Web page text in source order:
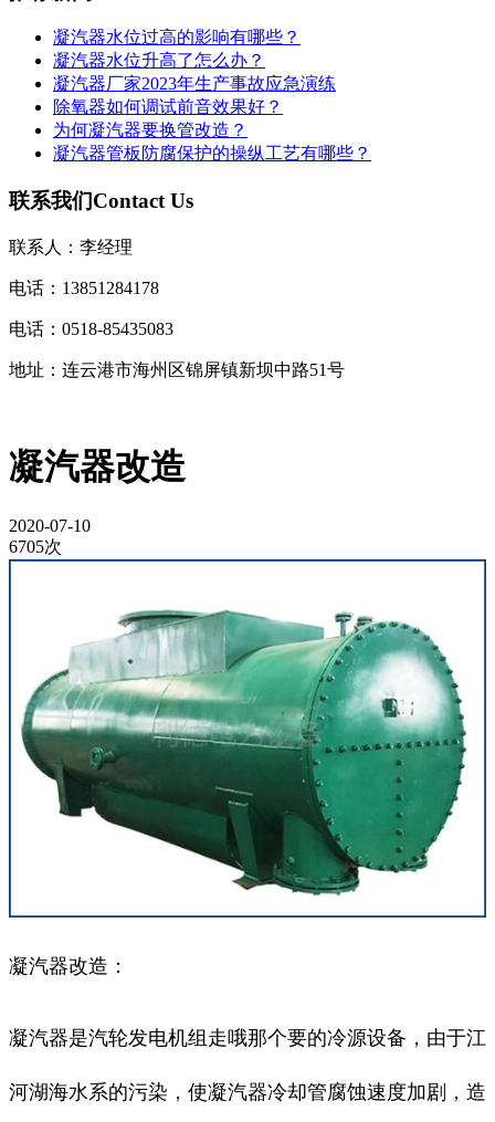
凝汽器水位过高的影响有哪些？
凝汽器水位升高了怎么办？
凝汽器厂家2023年生产事故应急演练
除氧器如何调试前音效果好？
为何凝汽器要换管改造？
凝汽器管板防腐保护的操纵工艺有哪些？
联系我们Contact Us
联系人：李经理
电话：13851284178
电话：0518-85435083
地址：连云港市海州区锦屏镇新坝中路51号
凝汽器改造
2020-07-10
6705次
凝汽器改造：
凝汽器是汽轮发电机组走哦那个要的冷源设备，由于江
河湖海水系的污染，使凝汽器冷却管腐蚀速度加剧，造